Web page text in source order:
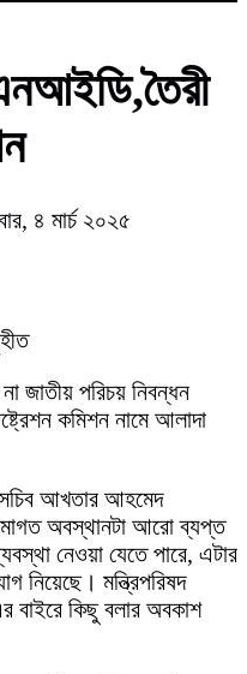
৪ মার্চ ২০২৫
জাতীয় পরিচয় নিবন্ধন
কমিশন নামে আলাদা
সচিব আখতার আহমেদ
অবস্থানটা আরো ব্যপ্ত
নেওয়া যেতে পারে, এটার
নিয়েছে। মন্ত্রিপরিষদ
বাইরে কিছু বলার অবকাশ